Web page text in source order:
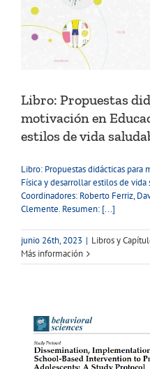
Libro: Propuestas
motivación en
estilos de vida
Libro: Propuestas didácticas
Física y desarrollar estilos de
Coordinadores: Roberto Ferriz,
Clemente. Resumen: [...]
junio 26th, 2023 | Libros y
Más información